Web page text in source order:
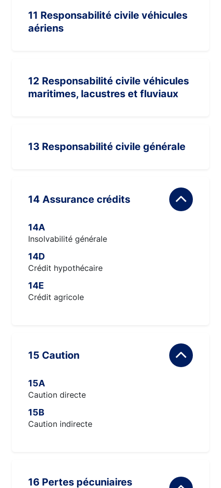
11 Responsabilité civile véhicules
aériens
12 Responsabilité civile véhicules
maritimes, lacustres et fluviaux
13 Responsabilité civile générale
14 Assurance crédits
14A
Insolvabilité générale
14D
Crédit hypothécaire
14E
Crédit agricole
15 Caution
15A
Caution directe
15B
Caution indirecte
16 Pertes pécuniaires